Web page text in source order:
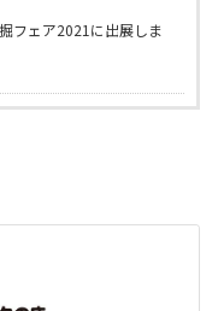
フェア2021に出展しま